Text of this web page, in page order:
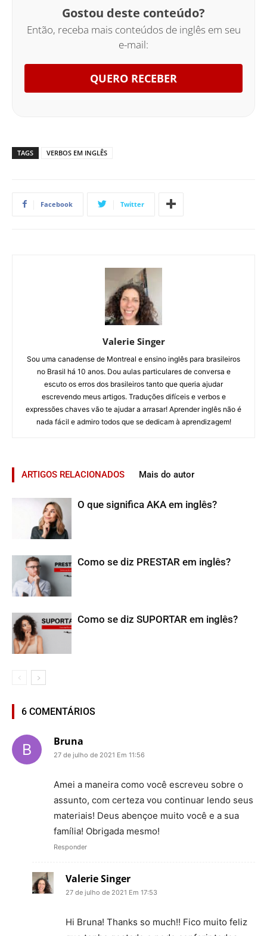
Gostou deste conteúdo?
Então, receba mais conteúdos de inglês em seu
e-mail:
QUERO RECEBER
TAGS VERBOS EM INGLÊS
Facebook Twitter
Valerie Singer
Sou uma canadense de Montreal e ensino inglês para brasileiros
no Brasil há 10 anos. Dou aulas particulares de conversa e
escuto os erros dos brasileiros tanto que queria ajudar
escrevendo meus artigos. Traduções difíceis e verbos e
expressões chaves vão te ajudar a arrasar! Aprender inglês não é
nada fácil e admiro todos que se dedicam à aprendizagem!
ARTIGOS RELACIONADOS Mais do autor
O que significa AKA em inglês?
Como se diz PRESTAR em inglês?
Como se diz SUPORTAR em inglês?
6 COMENTÁRIOS
Bruna
27 de julho de 2021 Em 11:56
Amei a maneira como você escreveu sobre o
assunto, com certeza vou continuar lendo seus
materiais! Deus abençoe muito você e a sua
família! Obrigada mesmo!
Responder
Valerie Singer
27 de julho de 2021 Em 17:53
Hi Bruna! Thanks so much!! Fico muito feliz